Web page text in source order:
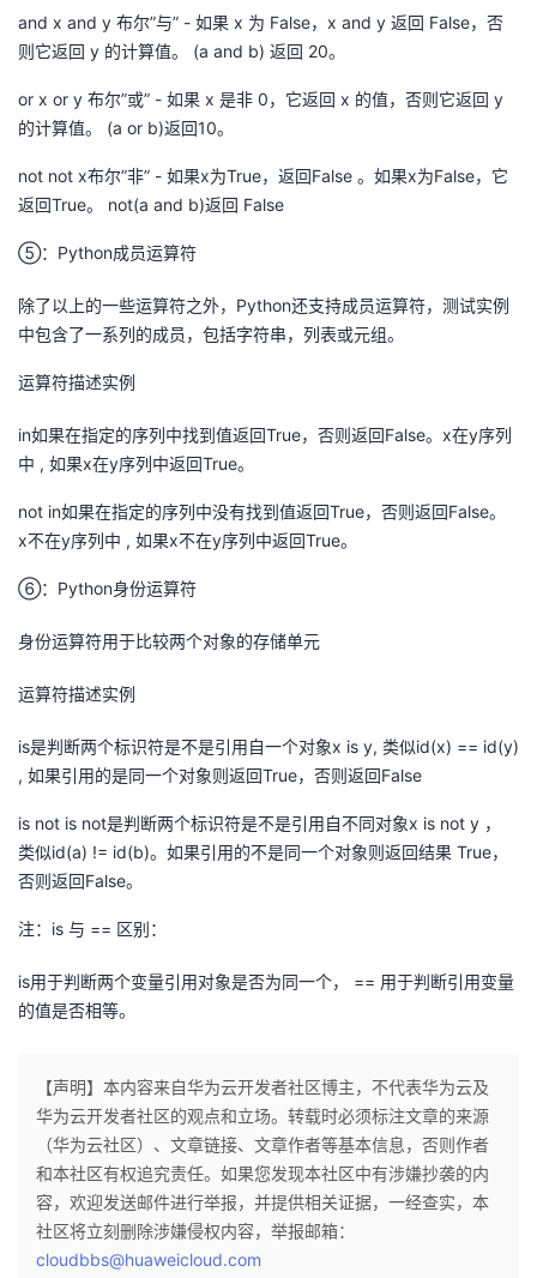
and x and y 布尔”与” - 如果 x 为 False，x and y 返回 False，否
则它返回 y 的计算值。 (a and b) 返回 20。
or x or y 布尔”或” - 如果 x 是非 0，它返回 x 的值，否则它返回 y
的计算值。 (a or b)返回10。
not not x布尔”非” - 如果x为True，返回False 。如果x为False，它
返回True。 not(a and b)返回 False
⑤：Python成员运算符
除了以上的一些运算符之外，Python还支持成员运算符，测试实例
中包含了一系列的成员，包括字符串，列表或元组。
运算符描述实例
in如果在指定的序列中找到值返回True，否则返回False。x在y序列
中 , 如果x在y序列中返回True。
not in如果在指定的序列中没有找到值返回True，否则返回False。
x不在y序列中 , 如果x不在y序列中返回True。
⑥：Python身份运算符
身份运算符用于比较两个对象的存储单元
运算符描述实例
is是判断两个标识符是不是引用自一个对象x is y, 类似id(x) == id(y)
, 如果引用的是同一个对象则返回True，否则返回False
is not is not是判断两个标识符是不是引用自不同对象x is not y ，
类似id(a) != id(b)。如果引用的不是同一个对象则返回结果 True，
否则返回False。
注：is 与 == 区别：
is用于判断两个变量引用对象是否为同一个， == 用于判断引用变量
的值是否相等。
【声明】本内容来自华为云开发者社区博主，不代表华为云及
华为云开发者社区的观点和立场。转载时必须标注文章的来源
（华为云社区）、文章链接、文章作者等基本信息，否则作者
和本社区有权追究责任。如果您发现本社区中有涉嫌抄袭的内
容，欢迎发送邮件进行举报，并提供相关证据，一经查实，本
社区将立刻删除涉嫌侵权内容，举报邮箱：
cloudbbs@huaweicloud.com